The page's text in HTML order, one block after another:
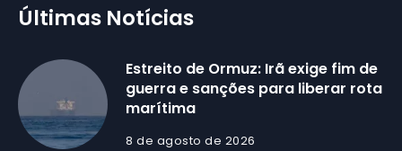
Últimas Notícias
Estreito de Ormuz: Irã exige fim de
guerra e sanções para liberar rota
marítima
8 de agosto de 2026